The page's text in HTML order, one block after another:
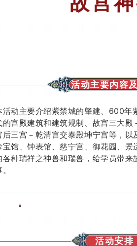
活动主要内容
活动主要介绍紫禁城的肇建、600年
的宫殿建筑和建筑规制、故宫三大殿
后三宫－乾清宫交泰殿坤宁宫等，以
宝馆、钟表馆、慈宁宫、御花园、景
各种瑞祥之神兽和瑞兽，给学员带来
活动安排